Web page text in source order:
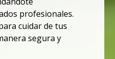
profesionales.
cuidar de tus
segura y